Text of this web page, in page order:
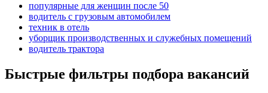
популярные для женщин после 50
водитель с грузовым автомобилем
техник в отель
уборщик производственных и служебных помещений
водитель трактора
Быстрые фильтры подбора вакансий